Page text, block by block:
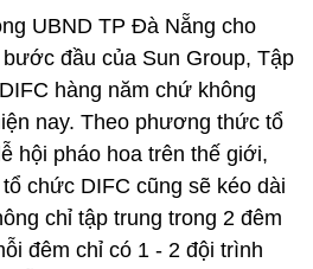
UBND TP Đà Nẵng cho
đầu của Sun Group, Tập
hàng năm chứ không
nay. Theo phương thức tổ
hội pháo hoa trên thế giới,
chức DIFC cũng sẽ kéo dài
chỉ tập trung trong 2 đêm
đêm chỉ có 1 - 2 đội trình